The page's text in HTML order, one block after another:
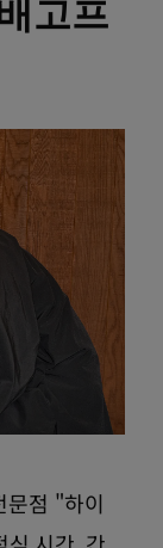
고프
문점 "하이